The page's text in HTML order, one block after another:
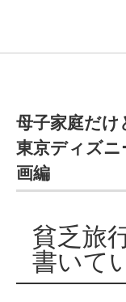
母子家庭だけ
東京ディズ
画編
貧乏旅
書いて